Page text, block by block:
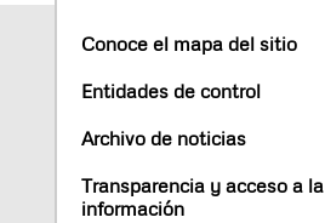
Conoce el mapa del sitio
Entidades de control
Archivo de noticias
Transparencia y acceso a la
información